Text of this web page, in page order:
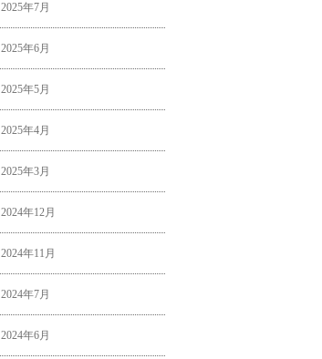
2025年7月
2025年6月
2025年5月
2025年4月
2025年3月
2024年12月
2024年11月
2024年7月
2024年6月